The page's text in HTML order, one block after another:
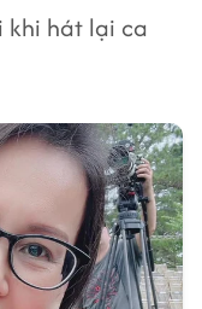
khi hát lại ca